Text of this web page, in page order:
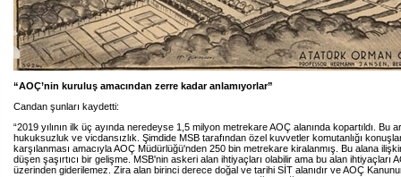
“AOÇ’nin kuruluş amacından zerre kadar anlamıyorlar”
Candan şunları kaydetti:
“2019 yılının ilk üç ayında neredeyse 1,5 milyon metrekare AOÇ alanında kopartıldı. Bu
hukuksuzluk ve vicdansızlık. Şimdide MSB tarafından özel kuvvetler komutanlığı
karşılanması amacıyla AOÇ Müdürlüğü'nden 250 bin metrekare kiralanmış. Bu alana
düşen şaşırtıcı bir gelişme. MSB'nin askeri alan ihtiyaçları olabilir ama bu alan ihtiyaçları
üzerinden giderilemez. Zira alan birinci derece doğal ve tarihi SİT alanıdır ve AOÇ